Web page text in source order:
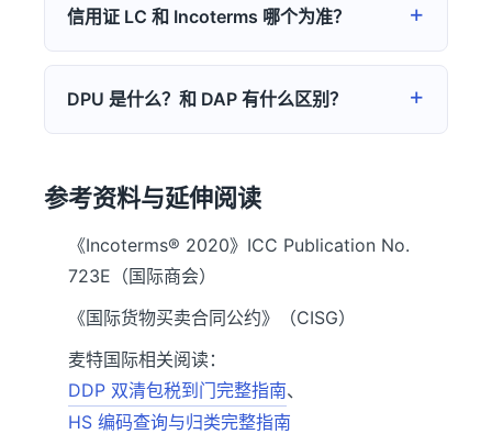
信用证 LC 和 Incoterms 哪个为准？
DPU 是什么？和 DAP 有什么区别？
参考资料与延伸阅读
《Incoterms® 2020》ICC Publication No.
723E（国际商会）
《国际货物买卖合同公约》（CISG）
麦特国际相关阅读：
DDP 双清包税到门完整指南、
HS 编码查询与归类完整指南